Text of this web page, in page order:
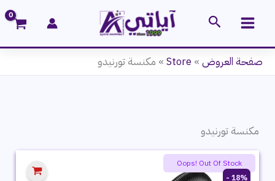
البحث
صفحة العروض »
Store
» مكنسة تورنيدو
مكنسة تورنيدو
18% -
Oops! Out Of Stock